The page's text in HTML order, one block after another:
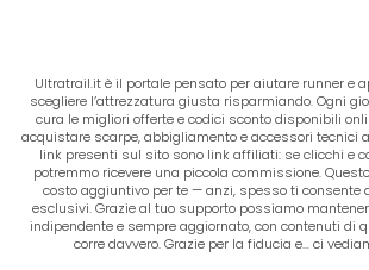
Ultratrail.it è il portale pensato per aiutare runner e
scegliere l’attrezzatura giusta risparmiando. Ogni
cura le migliori offerte e codici sconto disponibili
acquistare scarpe, abbigliamento e accessori tecnici
link presenti sul sito sono link affiliati: se clicchi e
potremmo ricevere una piccola commissione.
costo aggiuntivo per te — anzi, spesso ti consente
esclusivi. Grazie al tuo supporto possiamo
indipendente e sempre aggiornato, con contenuti di
corre davvero. Grazie per la fiducia e… ci